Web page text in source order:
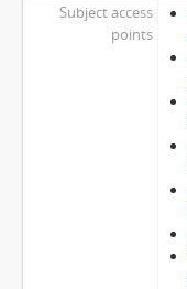
Subject access
points